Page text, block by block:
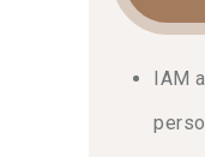
IAM